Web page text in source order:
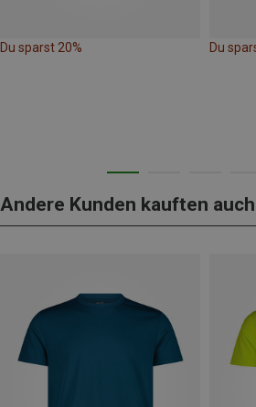
Du sparst 20% Du
Andere Kunden kauften auch